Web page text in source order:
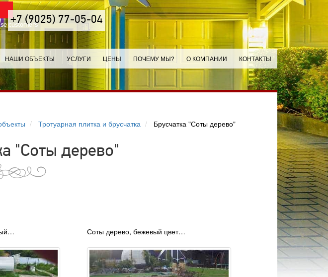
customers
+7 (9025) 77-05-04
НАШИ ОБЪЕКТЫ УСЛУГИ ЦЕНЫ ПОЧЕМУ МЫ? О КОМПАНИИ КОНТАКТЫ
Тротуарная плитка и брусчатка Брусчатка "Соты дерево"
"Соты дерево"
Соты дерево, бежевый цвет…